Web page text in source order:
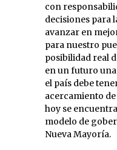
con
decisiones para
avanzar en
para nuestro
posibilidad real
en un futuro
el país debe
acercamiento
hoy se
modelo de
Nueva Mayoría.